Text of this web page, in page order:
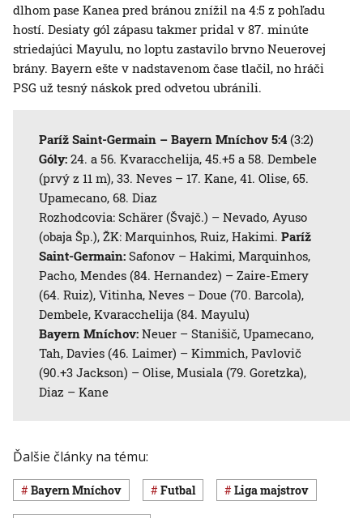
dlhom pase Kanea pred bránou znížil na 4:5 z pohľadu
hostí. Desiaty gól zápasu takmer pridal v 87. minúte
striedajúci Mayulu, no loptu zastavilo brvno Neuerovej
brány. Bayern ešte v nadstavenom čase tlačil, no hráči
PSG už tesný náskok pred odvetou ubránili.
Paríž Saint-Germain – Bayern Mníchov 5:4 (3:2)
Góly: 24. a 56. Kvaracchelija, 45.+5 a 58. Dembele
(prvý z 11 m), 33. Neves – 17. Kane, 41. Olise, 65.
Upamecano, 68. Diaz
Rozhodcovia: Schärer (Švajč.) – Nevado, Ayuso
(obaja Šp.), ŽK: Marquinhos, Ruiz, Hakimi. Paríž
Saint-Germain: Safonov – Hakimi, Marquinhos,
Pacho, Mendes (84. Hernandez) – Zaire-Emery
(64. Ruiz), Vitinha, Neves – Doue (70. Barcola),
Dembele, Kvaracchelija (84. Mayulu)
Bayern Mníchov: Neuer – Stanišič, Upamecano,
Tah, Davies (46. Laimer) – Kimmich, Pavlovič
(90.+3 Jackson) – Olise, Musiala (79. Goretzka),
Diaz – Kane
Ďalšie články na tému:
Bayern Mníchov Futbal Liga majstrov